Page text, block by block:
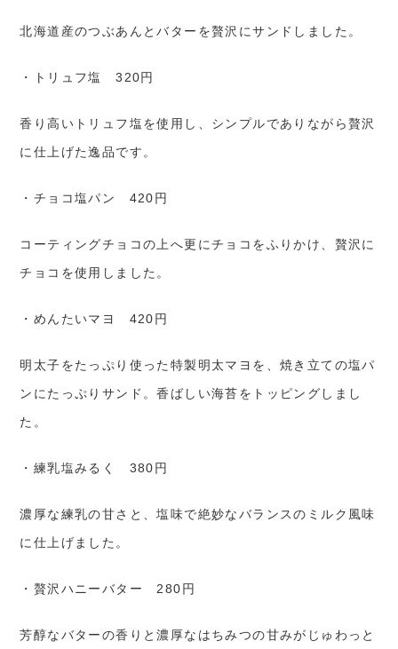
北海道産のつぶあんとバターを贅沢にサンドしました。
・トリュフ塩 320円
香り高いトリュフ塩を使用し、シンプルでありながら贅沢
に仕上げた逸品です。
・チョコ塩パン 420円
コーティングチョコの上へ更にチョコをふりかけ、贅沢に
チョコを使用しました。
・めんたいマヨ 420円
明太子をたっぷり使った特製明太マヨを、焼き立ての塩パ
ンにたっぷりサンド。香ばしい海苔をトッピングしまし
た。
・練乳塩みるく 380円
濃厚な練乳の甘さと、塩味で絶妙なバランスのミルク風味
に仕上げました。
・贅沢ハニーバター 280円
芳醇なバターの香りと濃厚なはちみつの甘みがじゅわっと